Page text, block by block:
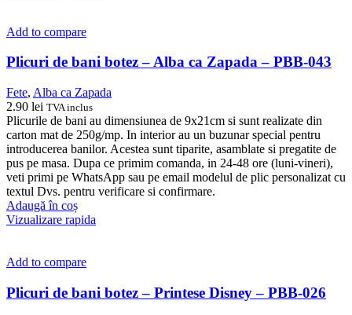
Add to compare
Plicuri de bani botez – Alba ca Zapada – PBB-043
Fete, Alba ca Zapada
2.90 lei TVA inclus
Plicurile de bani au dimensiunea de 9x21cm si sunt realizate din
carton mat de 250g/mp. In interior au un buzunar special pentru
introducerea banilor. Acestea sunt tiparite, asamblate si pregatite de
pus pe masa. Dupa ce primim comanda, in 24-48 ore (luni-vineri),
veti primi pe WhatsApp sau pe email modelul de plic personalizat cu
textul Dvs. pentru verificare si confirmare.
Adaugă în coș
Vizualizare rapida
Add to compare
Plicuri de bani botez – Printese Disney – PBB-026